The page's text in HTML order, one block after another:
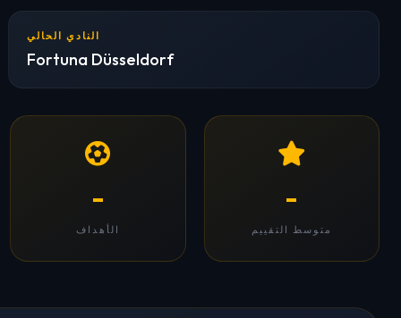
النادي الحالي
Fortuna Düsseldorf
-
الأهداف
-
متوسط التقييم